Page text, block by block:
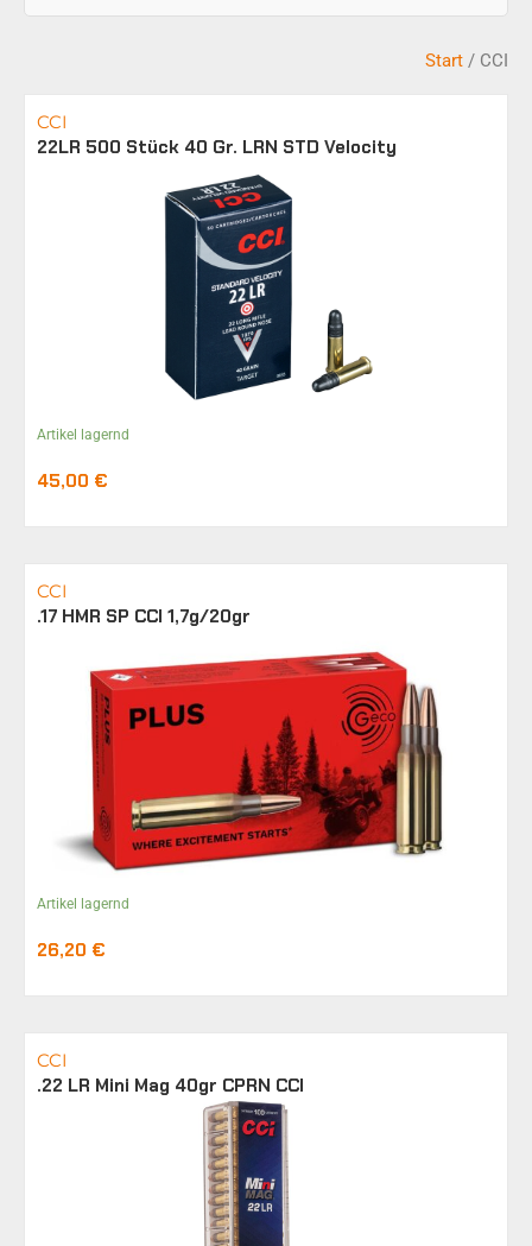
Start / CCI
CCI
22LR 500 Stück 40 Gr. LRN STD Velocity
Artikel lagernd
45,00 €
CCI
.17 HMR SP CCI 1,7g/20gr
Artikel lagernd
26,20 €
CCI
.22 LR Mini Mag 40gr CPRN CCI